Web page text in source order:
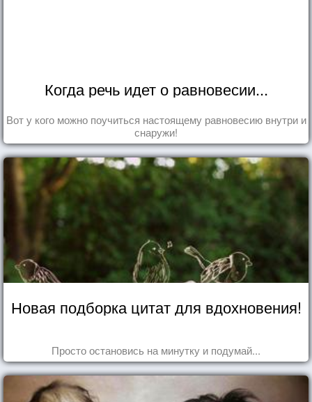
Когда речь идет о равновесии...
Вот у кого можно поучиться настоящему равновесию внутри и
снаружи!
Новая подборка цитат для вдохновения!
Просто остановись на минутку и подумай...